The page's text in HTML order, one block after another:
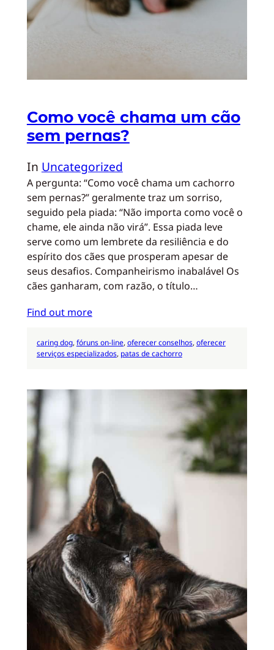
Como você chama um cão
sem pernas?
In Uncategorized
A pergunta: “Como você chama um cachorro
sem pernas?” geralmente traz um sorriso,
seguido pela piada: “Não importa como você o
chame, ele ainda não virá”. Essa piada leve
serve como um lembrete da resiliência e do
espírito dos cães que prosperam apesar de
seus desafios. Companheirismo inabalável Os
cães ganharam, com razão, o título…
Find out more
caring dog, fóruns on-line, oferecer conselhos, oferecer
serviços especializados, patas de cachorro